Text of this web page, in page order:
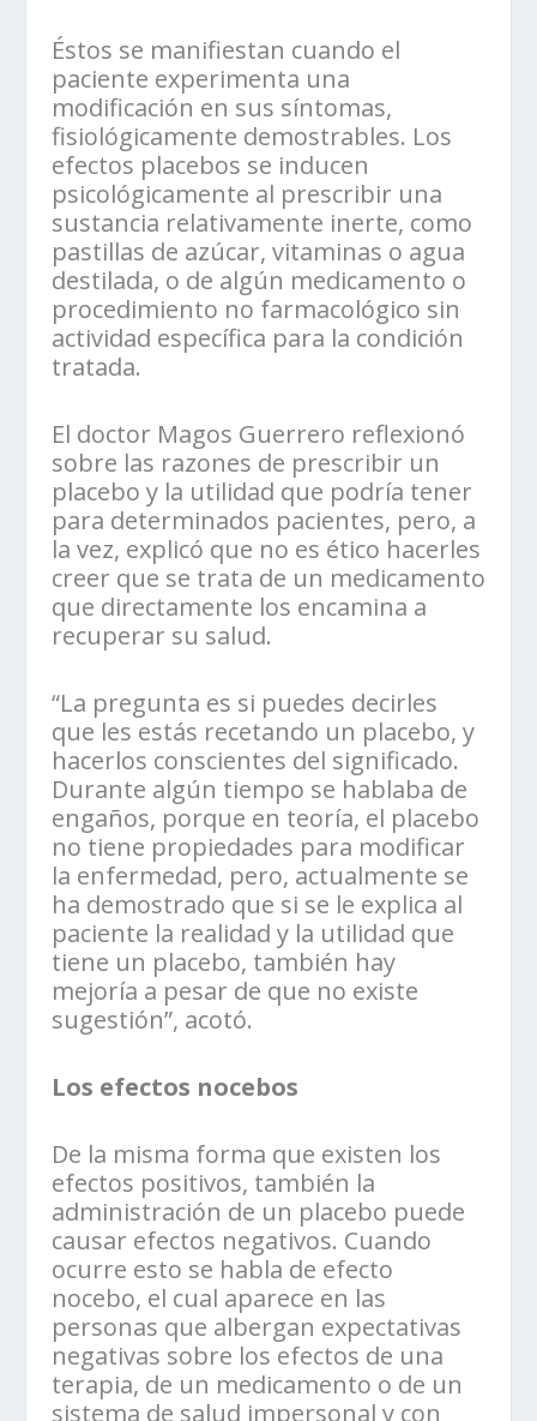
Éstos se manifiestan cuando el
paciente experimenta una
modificación en sus síntomas,
fisiológicamente demostrables. Los
efectos placebos se inducen
psicológicamente al prescribir una
sustancia relativamente inerte, como
pastillas de azúcar, vitaminas o agua
destilada, o de algún medicamento o
procedimiento no farmacológico sin
actividad específica para la condición
tratada.
El doctor Magos Guerrero reflexionó
sobre las razones de prescribir un
placebo y la utilidad que podría tener
para determinados pacientes, pero, a
la vez, explicó que no es ético hacerles
creer que se trata de un medicamento
que directamente los encamina a
recuperar su salud.
“La pregunta es si puedes decirles
que les estás recetando un placebo, y
hacerlos conscientes del significado.
Durante algún tiempo se hablaba de
engaños, porque en teoría, el placebo
no tiene propiedades para modificar
la enfermedad, pero, actualmente se
ha demostrado que si se le explica al
paciente la realidad y la utilidad que
tiene un placebo, también hay
mejoría a pesar de que no existe
sugestión”, acotó.
Los efectos nocebos
De la misma forma que existen los
efectos positivos, también la
administración de un placebo puede
causar efectos negativos. Cuando
ocurre esto se habla de efecto
nocebo, el cual aparece en las
personas que albergan expectativas
negativas sobre los efectos de una
terapia, de un medicamento o de un
sistema de salud impersonal y con